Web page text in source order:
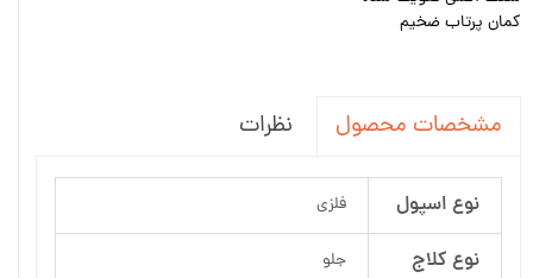
کمان پرتاب ضخیم
مشخصات محصول نظرات
نوع اسپول فلزی
نوع کلاج جلو